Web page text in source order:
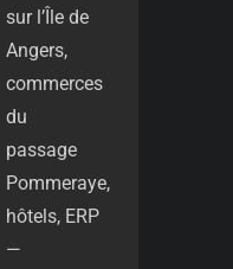
sur l’Île de
Angers,
commerces
du
passage
Pommeraye,
hôtels, ERP
—